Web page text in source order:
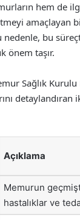
hem de
amaçlayan
nedenle, bu
önem taşır.
Sağlık
detaylandıran
Açıklama
Memurun
hastalıklar ve